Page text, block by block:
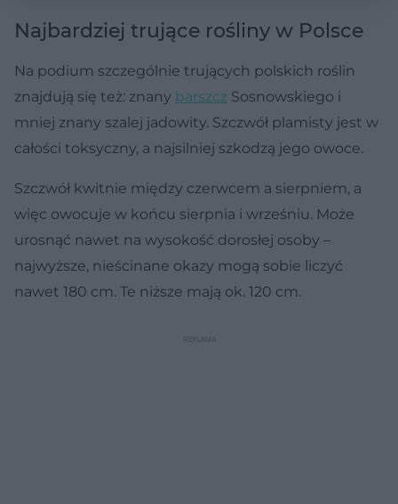
Najbardziej trujące rośliny w Polsce
Na podium szczególnie trujących polskich roślin
znajdują się też: znany barszcz Sosnowskiego i
mniej znany szalej jadowity. Szczwół plamisty jest w
całości toksyczny, a najsilniej szkodzą jego owoce.
Szczwół kwitnie między czerwcem a sierpniem, a
więc owocuje w końcu sierpnia i wrześniu. Może
urosnąć nawet na wysokość dorosłej osoby –
najwyższe, nieścinane okazy mogą sobie liczyć
nawet 180 cm. Te niższe mają ok. 120 cm.